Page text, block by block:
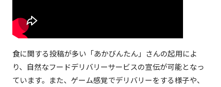
食に関する投稿が多い「あかびんたん」さんの起用によ
り、自然なフードデリバリーサービスの宣伝が可能となっ
ています。また、ゲーム感覚でデリバリーをする様子や、